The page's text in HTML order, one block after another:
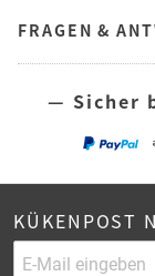
FRAGEN &
— Sicher
KÜKENPOST